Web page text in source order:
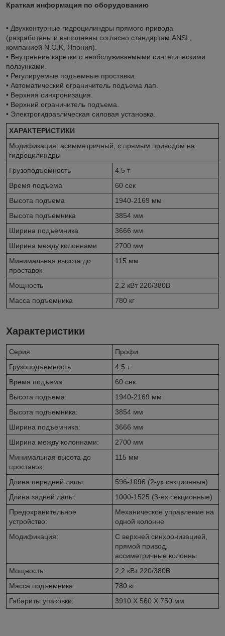
Краткая информация по оборудованию
• Двухконтурные гидроцилиндры прямого привода
(разработаны и выполнены согласно стандартам ANSI ,
компанией N.O.K, Япония).
• Внутренние каретки с необслуживаемыми синтетическими
ползунками.
• Регулируемые подъемные проставки.
• Автоматический ограничитель подъема лап.
• Верхняя синхронизация.
• Верхний ограничитель подъема.
• Электрогидравлическая силовая установка.
ХАРАКТЕРИСТИКИ
Модификация: асимметричный, с прямым приводом на
гидроцилиндры
Грузоподъемность
4.5 т
Время подъема
60 сек
Высота подъема
1940-2169 мм
Высота подъемника
3854 мм
Ширина подъемника
3666 мм
Ширина между колоннами
2700 мм
Минимальная высота до
проставок
115 мм
Мощность
2,2 кВт 220/380В
Масса подъемника
780 кг
Характеристики
Серия:
Профи
Грузоподъемность:
4.5 т
Время подъема:
60 сек
Высота подъема:
1940-2169 мм
Высота подъемника:
3854 мм
Ширина подъемника:
3666 мм
Ширина между колоннами:
2700 мм
Минимальная высота до
проставок:
115 мм
Длина передней лапы:
596-1096 (2-ух секционные)
Длина задней лапы:
1000-1525 (3-ех секционные)
Предохранительное
устройство:
Механическое управление на
одной колонне
Модификация:
С верхней синхронизацией,
прямой привод,
ассиметричные колонны
Мощность:
2,2 кВт 220/380В
Масса подъемника:
780 кг
Габариты упаковки:
3910 X 560 X 750 мм